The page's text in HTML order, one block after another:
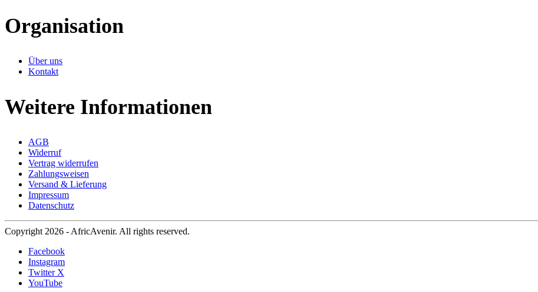
Organisation
Über uns
Kontakt
Weitere Informationen
AGB
Widerruf
Vertrag widerrufen
Zahlungsweisen
Versand & Lieferung
Impressum
Datenschutz
Copyright 2026 - AfricAvenir. All rights reserved.
Facebook
Instagram
Twitter X
YouTube